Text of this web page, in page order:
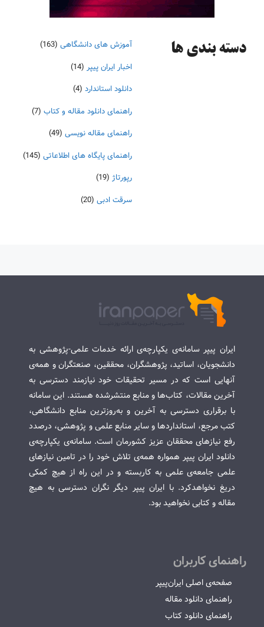
دسته‌ بندی ها آموزش های دانشگاهی (163)
اخبار ایران پیپر (14)
دانلود استاندارد (4)
راهنمای دانلود مقاله و کتاب (7)
راهنمای مقاله نویسی (49)
راهنمای پایگاه های اطلاعاتی (145)
رپورتاژ (19)
سرقت ادبی (20)
ایران پیپر سامانه‌ی یکپارچه‌ی ارائه خدمات علمی-پژوهشی به
دانشجویان، اساتید، پژوهشگران، محققین، صنعتگران و همه‌ی
آنهایی است که در مسیر تحقیقات خود نیازمند دسترسی به
آخرین مقالات، کتاب‌ها و منابع منتشرشده هستند. این سامانه
با برقراری دسترسی به آخرین و به‌روزترین منابع دانشگاهی،
کتب مرجع، استانداردها و سایر منابع علمی و پژوهشی، درصدد
رفع نیازهای محققان عزیز کشورمان است. سامانه‌ی یکپارچه‌ی
دانلود ایران پیپر همواره همه‌ی تلاش خود را در تامین نیازهای
علمی جامعه‌ی علمی به کاربسته و در این راه از هیچ کمکی
دریغ نخواهدکرد. با ایران پیپر دیگر نگران دسترسی به هیچ
مقاله و کتابی نخواهید بود.
راهنمای کاربران
صفحه‌ی اصلی ایران‌پیپر
راهنمای دانلود مقاله
راهنمای دانلود کتاب